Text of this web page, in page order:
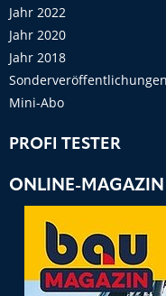
Jahr 2022
Jahr 2020
Jahr 2018
Sonderveröffentlichungen
Mini-Abo
PROFI TESTER
ONLINE-MAGAZIN